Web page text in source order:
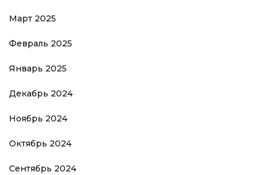
Март 2025
Февраль 2025
Январь 2025
Декабрь 2024
Ноябрь 2024
Октябрь 2024
Сентябрь 2024